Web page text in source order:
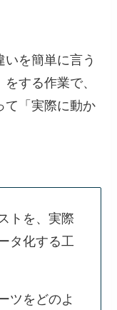
を簡単に言う
する作業で、
て「実際に動か
トを、実際
タ化する工
ツをどのよ